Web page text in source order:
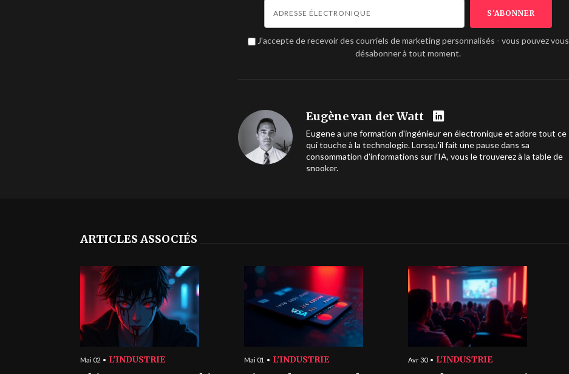
J'accepte de recevoir des courriels de marketing personnalisés - vous pouvez vous
désabonner à tout moment.
Eugène van der Watt
Eugene a une formation d'ingénieur en électronique et adore tout ce
qui touche à la technologie. Lorsqu'il fait une pause dans sa
consommation d'informations sur l'IA, vous le trouverez à la table de
snooker.
ARTICLES ASSOCIÉS
Mai 02 L'INDUSTRIE Mai 01 L'INDUSTRIE Avr 30 L'INDUSTRIE